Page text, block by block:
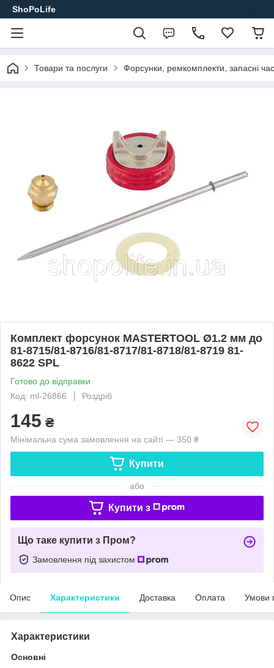
ShoPoLife
Товари та послуги Форсунки, ремкомплекти, запасні
Комплект форсунок MASTERTOOL Ø1.2 мм до
81-8715/81-8716/81-8717/81-8718/81-8719 81-
8622 SPL
Готово до відправки
Код: ml-26866
Роздріб
145 ₴
Мінімальна сума замовлення на сайті — 350 ₴
Купити
або
Купити з
Що таке купити з Пром?
Замовлення під захистом
Опис Характеристики Доставка Оплата Умови
Характеристики
Основні